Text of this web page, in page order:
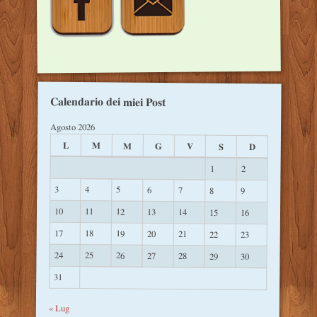
Calendario dei miei Post
Agosto 2026
L M M G V S D
1
2
3
4 5 6 7 8 9
10 11 12 13 14 15
16
17
18 19 20 21 22
23
24
25 26 27 28 29
30
31
« Lug